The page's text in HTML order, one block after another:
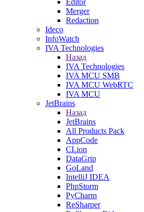
Editor
Merger
Redaction
Ideco
InfoWatch
IVA Technologies
Назад
IVA Technologies
IVA MCU SMB
IVA MCU WebRTC
IVA MCU
JetBrains
Назад
JetBrains
All Products Pack
AppCode
CLion
DataGrip
GoLand
IntelliJ IDEA
PhpStorm
PyCharm
ReSharper